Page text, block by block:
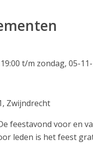
t/m zondag, 05-
Zwijndrecht
feestavond voor en
leden is het feest